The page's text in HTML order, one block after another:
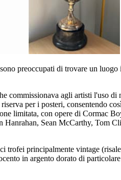
preoccupati di trovare un
commissionava agli artisti l'uso
per i posteri, consentendo
limitata, con opere di Cormac
Sean McCarthy, Tom
trofei principalmente vintage
in argento dorato di